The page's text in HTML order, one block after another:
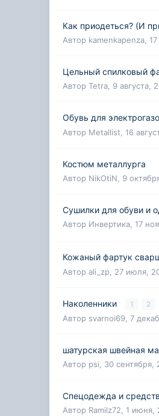
Как приодеться? (И
Автор kamenkapenza ,
Цельный спилковый
АвторTetra 9 августа,
Обувь для
Автор Metallist ,16
Костюм металлурга
Автор NikOtiN 9
Сушилки для обуви и
Автор Инвертика ,17
Кожаный фартук
Авторali_zp 27 июля,
Наколенники 1 2
Автор svarnoi69 ,7
шатурская швейная
Автор psi 30 сентября,
Спецодежда и
Автор Ramilz72 ,1 июня,